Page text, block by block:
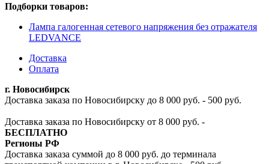
Подборки товаров:
Лампа галогенная сетевого напряжения без отражателя
LEDVANCE
Доставка
Оплата
г. Новосибирск
Доставка заказа по Новосибирску до 8 000 руб. - 500 руб.
Доставка заказа по Новосибирску от 8 000 руб. -
БЕСПЛАТНО
Регионы РФ
Доставка заказа суммой до 8 000 руб. до терминала